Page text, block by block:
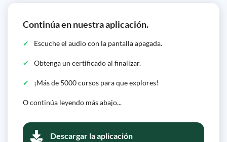
Continúa en nuestra aplicación.
Escuche el audio con la pantalla apagada.
Obtenga un certificado al finalizar.
¡Más de 5000 cursos para que explores!
O continúa leyendo más abajo...
Descargar la aplicación